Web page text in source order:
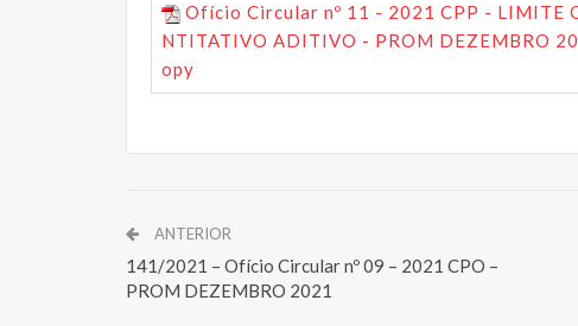
Ofício Circular nº 11 - 2021 CPP - LIMITE
NTITATIVO ADITIVO - PROM DEZEMBRO
opy
ANTERIOR
141/2021 – Ofício Circular nº 09 – 2021 CPO –
PROM DEZEMBRO 2021